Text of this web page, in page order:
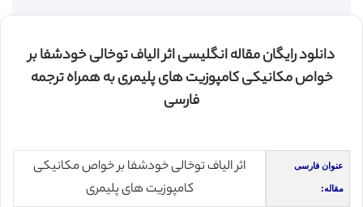
دانلود رایگان مقاله انگلیسی اثر الیاف توخالی خودشفا بر
خواص مکانیکی کامپوزیت های پلیمری به همراه ترجمه
فارسی
عنوان فارسی
مقاله:
اثر الیاف توخالی خودشفا بر خواص مکانیکی
کامپوزیت های پلیمری